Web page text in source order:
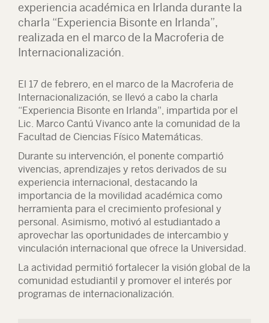
experiencia académica en Irlanda durante la
charla “Experiencia Bisonte en Irlanda”,
realizada en el marco de la Macroferia de
Internacionalización.
El 17 de febrero, en el marco de la Macroferia de
Internacionalización, se llevó a cabo la charla
“Experiencia Bisonte en Irlanda”, impartida por el
Lic. Marco Cantú Vivanco ante la comunidad de la
Facultad de Ciencias Físico Matemáticas.
Durante su intervención, el ponente compartió
vivencias, aprendizajes y retos derivados de su
experiencia internacional, destacando la
importancia de la movilidad académica como
herramienta para el crecimiento profesional y
personal. Asimismo, motivó al estudiantado a
aprovechar las oportunidades de intercambio y
vinculación internacional que ofrece la Universidad.
La actividad permitió fortalecer la visión global de la
comunidad estudiantil y promover el interés por
programas de internacionalización.